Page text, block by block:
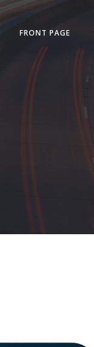
FRONT PAGE